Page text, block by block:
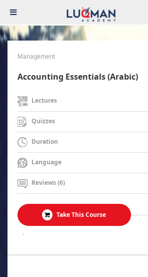
Management
Accounting Essentials (Arabic)
Lectures
Quizzes
Duration
Language
Reviews (6)
Take This Course
.